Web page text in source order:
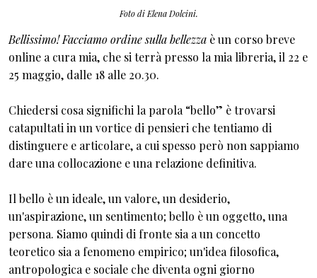
Foto di Elena Dolcini.
Bellissimo! Facciamo ordine sulla bellezza è un corso breve
online a cura mia, che si terrà presso la mia libreria, il 22 e
25 maggio, dalle 18 alle 20.30.
Chiedersi cosa significhi la parola “bello” è trovarsi
catapultati in un vortice di pensieri che tentiamo di
distinguere e articolare, a cui spesso però non sappiamo
dare una collocazione e una relazione definitiva.
Il bello è un ideale, un valore, un desiderio,
un'aspirazione, un sentimento; bello è un oggetto, una
persona. Siamo quindi di fronte sia a un concetto
teoretico sia a fenomeno empirico; un'idea filosofica,
antropologica e sociale che diventa ogni giorno